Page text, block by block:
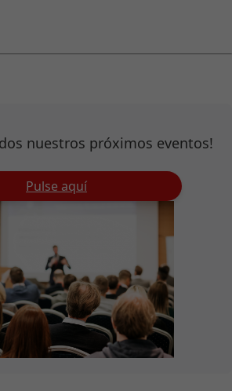
nuestros próximos eventos!
Pulse aquí